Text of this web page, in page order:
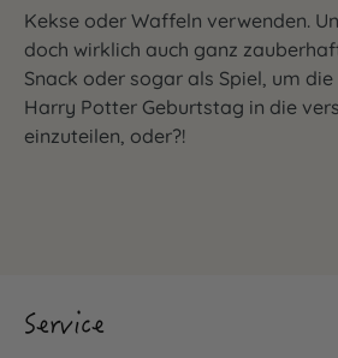
Kekse oder Waffeln verwenden.
doch wirklich auch ganz
Snack oder sogar als Spiel, um
Harry Potter Geburtstag in die
einzuteilen, oder?!
Service